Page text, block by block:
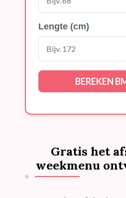
Lengte (cm)
BEREKEN
Gratis het
weekmenu